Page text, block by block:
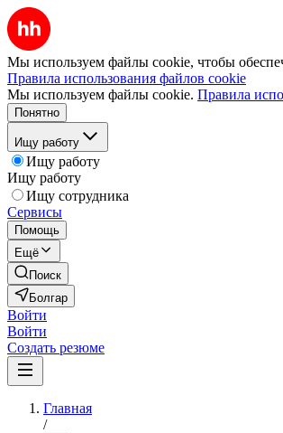
Мы используем файлы cookie, чтобы
Правила использования файлов cookie
Мы используем файлы cookie. Правила
Понятно
Ищу работу
Ищу работу
Ищу работу
Ищу сотрудника
Сервисы
Помощь
Ещё
Поиск
Болгар
Войти
Войти
Создать резюме
Главная
/